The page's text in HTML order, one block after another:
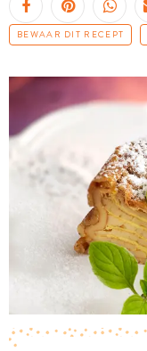
BEWAAR DIT RECEPT